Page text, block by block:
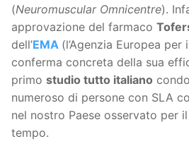
(Neuromuscular Omnicentre).
approvazione del farmaco
dell’EMA (l’Agenzia Europea
conferma concreta della sua
primo studio tutto italiano
numeroso di persone con SLA
nel nostro Paese osservato per
tempo.